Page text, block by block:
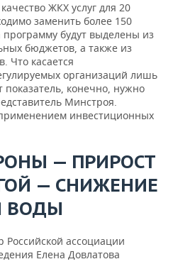
ЖКХ услуг для 20
заменить более 150
будут выделены из
бюджетов, а также из
Что касается
организаций лишь
конечно, нужно
Минстроя.
инвестиционных
— ПРИРОСТ
— СНИЖЕНИЕ
ВОДЫ
ассоциации
Елена Довлатова